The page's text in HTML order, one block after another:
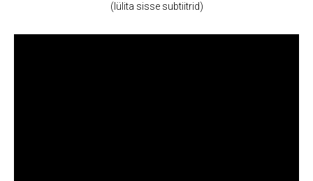
(lülita sisse subtiitrid)